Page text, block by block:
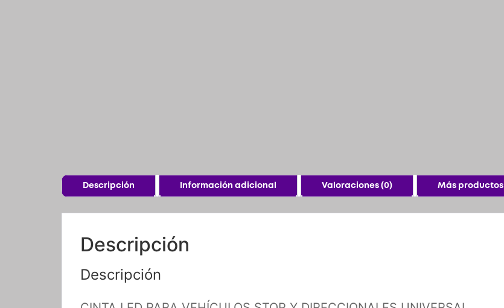
Descripción Información adicional Valoraciones (0) Más productos
Descripción
Descripción